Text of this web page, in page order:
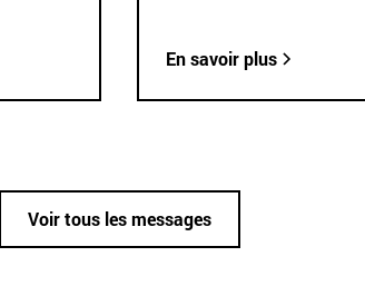
En savoir plus
Voir tous les messages